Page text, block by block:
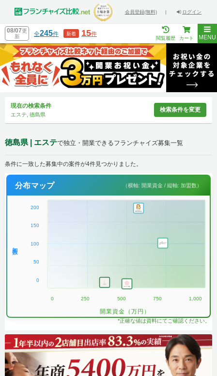
会員登録(無料) | ログイン
08/07更
新
全245件 新着 15件
閲覧履歴 カート MENU
現在の検索条件
エステ, 徳島県
検索条件を変更
徳島県 | エステで独立・開業できるフランチャイズ募集一覧
条件に一致した募集中の案件が4件見つかりました。
分布マップ （横軸: 開業資金 / 縦軸: 加盟数）
200
150
100
50
0
0 250 500 750 1,000
開業資金（万円）
*正確な値は資料にてご確認ください。